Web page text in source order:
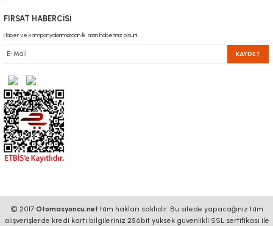
FIRSAT HABERCİSİ
Haber ve kampanyalarımızdan ilk sizin haberiniz olsun!
KAYDET
© 2017 Otomasyoncu.net tüm hakları saklıdır. Bu sitede yapacağınız tüm
alışverişlerde kredi kartı bilgileriniz 256bit yüksek güvenlikli SSL sertifikası ile